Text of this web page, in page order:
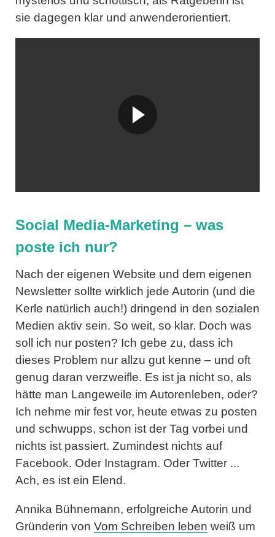
sie dagegen klar und anwenderorientiert.
Social Media-Marketing – was
poste ich nur?
Nach der eigenen Website und dem eigenen
Newsletter sollte wirklich jede Autorin (und die
Kerle natürlich auch!) dringend in den sozialen
Medien aktiv sein. So weit, so klar. Doch was
soll ich nur posten? Ich gebe zu, dass ich
dieses Problem nur allzu gut kenne – und oft
genug daran verzweifle. Es ist ja nicht so, als
hätte man Langeweile im Autorenleben, oder?
Ich nehme mir fest vor, heute etwas zu posten
und schwupps, schon ist der Tag vorbei und
nichts ist passiert. Zumindest nichts auf
Facebook. Oder Instagram. Oder Twitter ...
Ach, es ist ein Elend.
Annika Bühnemann, erfolgreiche Autorin und
Gründerin von Vom Schreiben leben weiß um